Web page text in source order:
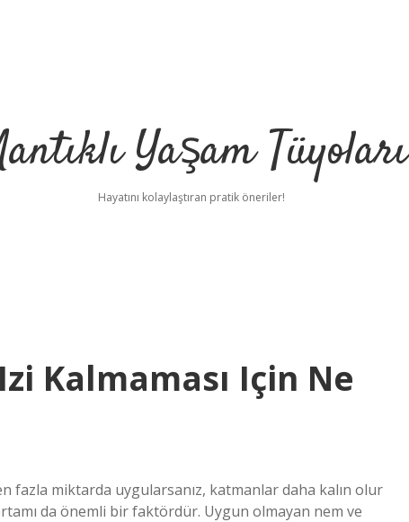
Yaşam Tüyoları
Hayatını kolaylaştıran pratik öneriler!
Kalmaması Için Ne
fazla miktarda uygularsanız, katmanlar daha kalın olur
da önemli bir faktördür. Uygun olmayan nem ve